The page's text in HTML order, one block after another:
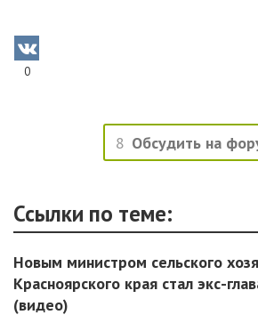
0
8 Обсудить на
Ссылки по теме:
Новым министром сельского
Красноярского края стал экс-
(видео)